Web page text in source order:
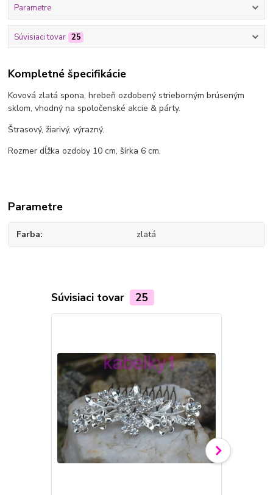
Parametre
Súvisiaci tovar 25
Kompletné špecifikácie
Kovová zlatá spona, hrebeň ozdobený strieborným brúseným
sklom, vhodný na spoločenské akcie & párty.
Štrasový, žiarivý, výrazný.
Rozmer dĺžka ozdoby 10 cm, šírka 6 cm.
Parametre
Farba zlatá
Súvisiaci tovar 25